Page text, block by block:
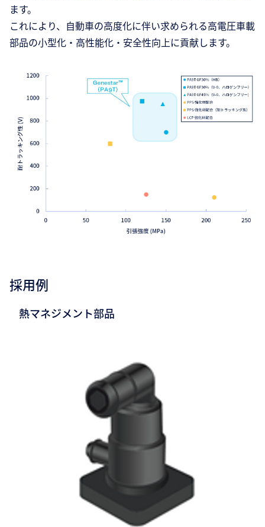
ます。
これにより、自動車の高度化に伴い求められる高電圧車載
部品の小型化・高性能化・安全性向上に貢献します。
採用例
熱マネジメント部品